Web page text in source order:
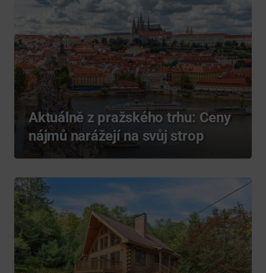
Aktuálně z pražského trhu: Ceny
nájmů narážejí na svůj strop